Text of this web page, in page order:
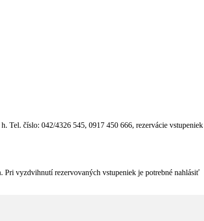
Tel. číslo: 042/4326 545, 0917 450 666, rezervácie vstupeniek
vyzdvihnutí rezervovaných vstupeniek je potrebné nahlásiť